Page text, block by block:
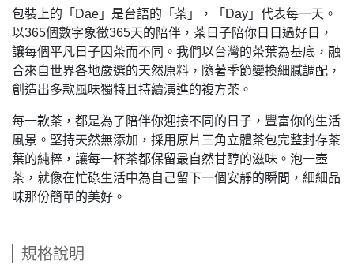
包裝上的「Dae」是台語的「茶」，「Day」代表每一天。
以365個數字象徵365天的陪伴，茶日子陪你日日過好日，
讓每個平凡日子因茶而不同。我們以台灣的茶葉為基底，融
合來自世界各地嚴選的天然原料，隨著季節變換細膩調配，
創造出多款風味獨特且持續演進的複方茶。
每一款茶，都是為了陪伴你迎接不同的日子，豐富你的生活
風景。堅持天然無添加，採用原片三角立體茶包完整封存茶
葉的純粹，讓每一杯茶都保留最自然甘醇的滋味。泡一壺
茶，就像在忙碌生活中為自己留下一個安靜的瞬間，細細品
味那份簡單的美好。
規格說明